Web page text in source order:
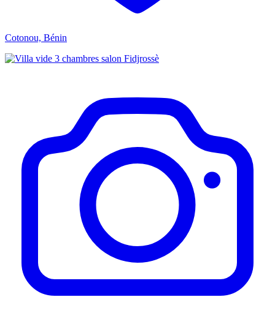
Cotonou, Bénin